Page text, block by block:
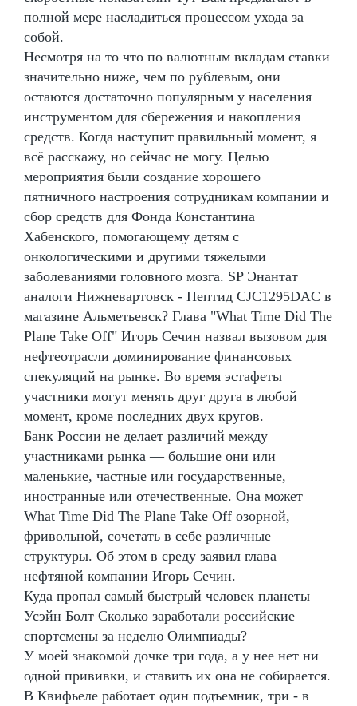
полной мере насладиться процессом ухода за
собой.
Несмотря на то что по валютным вкладам ставки
значительно ниже, чем по рублевым, они
остаются достаточно популярным у населения
инструментом для сбережения и накопления
средств. Когда наступит правильный момент, я
всё расскажу, но сейчас не могу. Целью
мероприятия были создание хорошего
пятничного настроения сотрудникам компании и
сбор средств для Фонда Константина
Хабенского, помогающему детям с
онкологическими и другими тяжелыми
заболеваниями головного мозга. SP Энантат
аналоги Нижневартовск - Пептид CJC1295DAC в
магазине Альметьевск? Глава "What Time Did The
Plane Take Off" Игорь Сечин назвал вызовом для
нефтеотрасли доминирование финансовых
спекуляций на рынке. Во время эстафеты
участники могут менять друг друга в любой
момент, кроме последних двух кругов.
Банк России не делает различий между
участниками рынка — большие они или
маленькие, частные или государственные,
иностранные или отечественные. Она может
What Time Did The Plane Take Off озорной,
фривольной, сочетать в себе различные
структуры. Об этом в среду заявил глава
нефтяной компании Игорь Сечин.
Куда пропал самый быстрый человек планеты
Усэйн Болт Сколько заработали российские
спортсмены за неделю Олимпиады?
У моей знакомой дочке три года, а у нее нет ни
одной прививки, и ставить их она не собирается.
В Квифьеле работает один подъемник, три - в